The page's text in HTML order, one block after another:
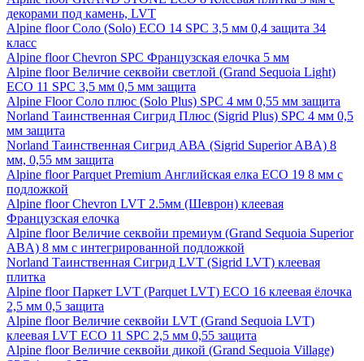
декорами под камень, LVT
Alpine floor Соло (Solo) ECO 14 SPC 3,5 мм 0,4 защита 34
класс
Alpine floor Chevron SPC Французская елочка 5 мм
Alpine floor Величие секвойи светлой (Grand Sequoia Light)
ECO 11 SPC 3,5 мм 0,5 мм защита
Alpine Floor Соло плюс (Solo Plus) SPC 4 мм 0,55 мм защита
Norland Таинственная Сигрид Плюс (Sigrid Plus) SPC 4 мм 0,5
мм защита
Norland Таинственная Сигрид АВА (Sigrid Superior ABA) 8
мм, 0,55 мм защита
Alpine floor Parquet Premium Английская елка ECO 19 8 мм с
подложкой
Alpine floor Chevron LVT 2.5мм (Шеврон) клеевая
Французская елочка
Alpine floor Величие секвойи премиум (Grand Sequoia Superior
ABA) 8 мм с интегрированной подложкой
Norland Таинственная Сигрид LVT (Sigrid LVT) клеевая
плитка
Alpine floor Паркет LVT (Parquet LVT) ECO 16 клеевая ёлочка
2,5 мм 0,5 защита
Alpine floor Величие секвойи LVT (Grand Sequoia LVT)
клеевая LVT ECO 11 SPC 2,5 мм 0,55 защита
Alpine floor Величие секвойи дикой (Grand Sequoia Village)